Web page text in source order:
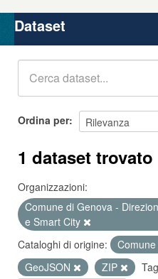
Organizzazioni
Gruppi
Dataset
Ordina per
1 dataset trovato
Organizzazioni:
Comune di Genova -
e Smart City
Cataloghi di origine:
GeoJSON
ZIP